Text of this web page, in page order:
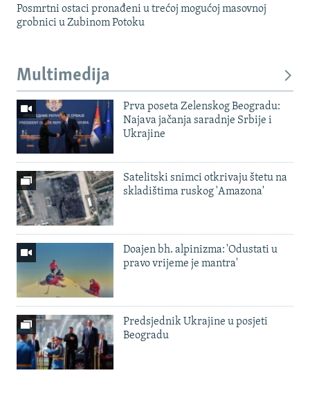
Posmrtni ostaci pronađeni u trećoj mogućoj masovnoj
grobnici u Zubinom Potoku
Multimedija
Prva poseta Zelenskog Beogradu:
Najava jačanja saradnje Srbije i
Ukrajine
Satelitski snimci otkrivaju štetu na
skladištima ruskog 'Amazona'
Doajen bh. alpinizma: 'Odustati u
pravo vrijeme je mantra'
Predsjednik Ukrajine u posjeti
Beogradu